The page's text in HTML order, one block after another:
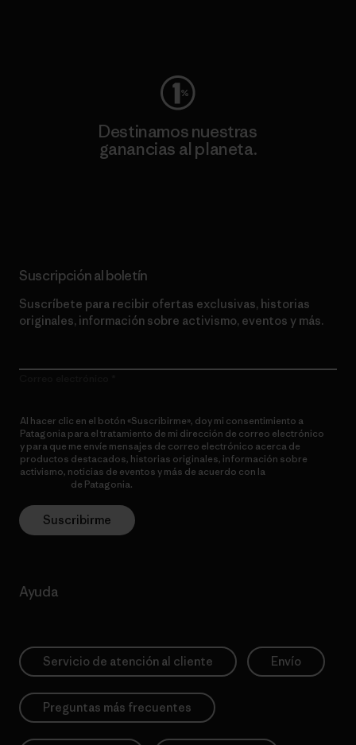
Destinamos nuestras
ganancias al planeta.
Suscripción al boletín
Suscríbete para recibir ofertas exclusivas, historias
originales, información sobre activismo, eventos y más.
Al hacer clic en el botón «Suscribirme», doy mi consentimiento a
Patagonia para el tratamiento de mi dirección de correo electrónico
y para que me envíe mensajes de correo electrónico acerca de
productos destacados, historias originales, información sobre
activismo, noticias de eventos y más de acuerdo con la
de Patagonia.
Suscribirme
Ayuda
Servicio de atención al cliente Envío
Preguntas más frecuentes